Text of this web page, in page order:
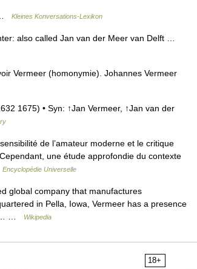
… Kleines Konversations-Lexikon
also called Jan van der Meer van Delft …
Vermeer (homonymie). Johannes Vermeer
1675) • Syn: ↑Jan Vermeer, ↑Jan van der
de l’amateur moderne et le critique
une étude approfondie du contexte
Encyclopédie Universelle
global company that manufactures
in Pella, Iowa, Vermeer has a presence
…
Wikipedia
18+